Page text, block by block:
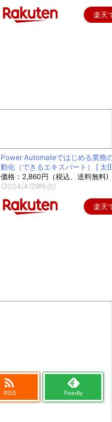
楽天
Power Automateではじめる業務
動化（できるエキスパート） [ 太
価格：2,860円（税込、送料無料)
(2024/4/29時点)
楽天

RSS Feedly